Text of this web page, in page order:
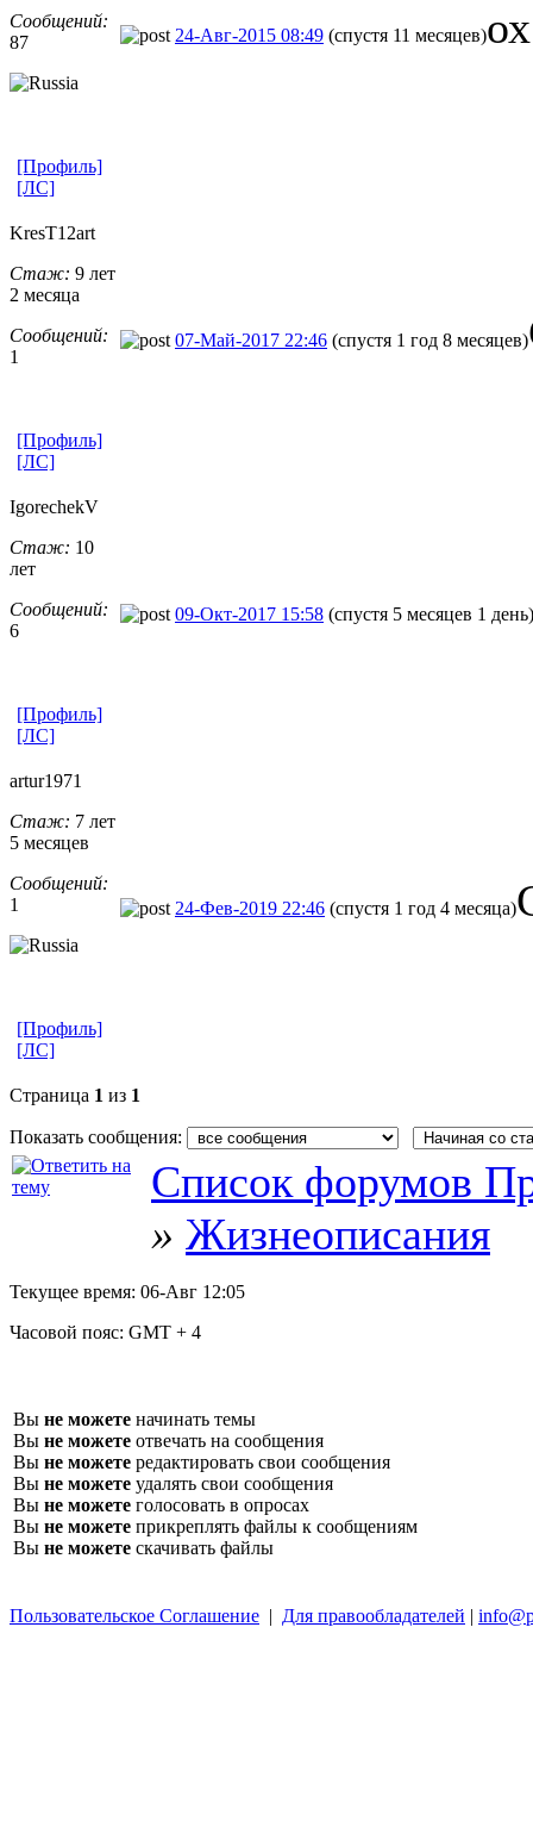
Сообщений:
87
24-Авг-2015 08:49 (спустя 11 месяцев)
[Профиль]
[ЛС]
KresT12art
Стаж: 9 лет
2 месяца
Сообщений:
1
07-Май-2017 22:46 (спустя 1 год 8 месяцев)
[Профиль]
[ЛС]
IgorechekV
Стаж: 10
лет
Сообщений:
6
09-Окт-2017 15:58 (спустя 5 месяцев 1 день)
[Профиль]
[ЛС]
artur1971
Стаж: 7 лет
5 месяцев
Сообщений:
1
24-Фев-2019 22:46 (спустя 1 год 4 месяца)
[Профиль]
[ЛС]
Страница 1 из 1
Показать сообщения:
Список форумов
» Жизнеописания
Текущее время: 06-Авг 12:05
Часовой пояс: GMT + 4
Вы не можете начинать темы
Вы не можете отвечать на сообщения
Вы не можете редактировать свои сообщения
Вы не можете удалять свои сообщения
Вы не можете голосовать в опросах
Вы не можете прикреплять файлы к сообщениям
Вы не можете скачивать файлы
Пользовательское Соглашение | Для правообладателей |